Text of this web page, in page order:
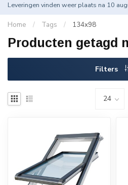
Leveringen vinden weer plaats na 10
Home / Tags / 134x98
Producten getagd
Filters